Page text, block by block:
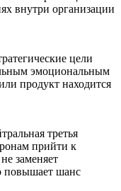
внутри организации
цели
эмоциональным
продукт находится
третья
прийти к
заменяет
повышает шанс